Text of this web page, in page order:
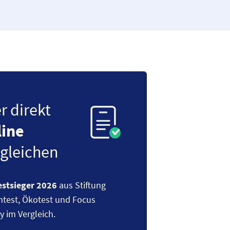
direkt
2026 aus Stiftung
Ökotest und Focus
im Vergleich.